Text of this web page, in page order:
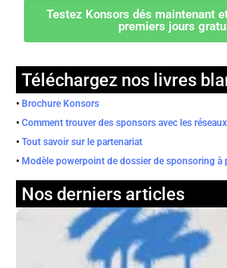
Testez Konsors dés maintenant
premiers jours
Téléchargez nos livres
• Brochure Konsors
• Comment trouver des sponsors avec les
• Tout savoir sur le partenariat
• Modèle powerpoint de dossier de sponsoring à
Nos derniers articles